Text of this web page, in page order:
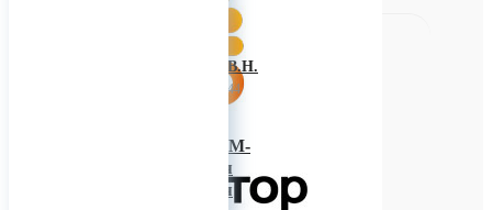
ИП Багнюк В.Н.
29 мая 2023 08:44
Металлоформы «М-
Конструктор» для
тротуаров Гомеля